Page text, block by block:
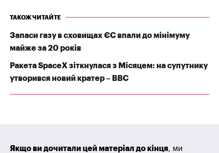
ТАКОЖ ЧИТАЙТЕ
Запаси газу в сховищах ЄС впали до мінімуму
майже за 20 років
Ракета SpaceX зіткнулася з Місяцем: на супутнику
утворився новий кратер – BBC
Якщо ви дочитали цей матеріал до кінця, ми